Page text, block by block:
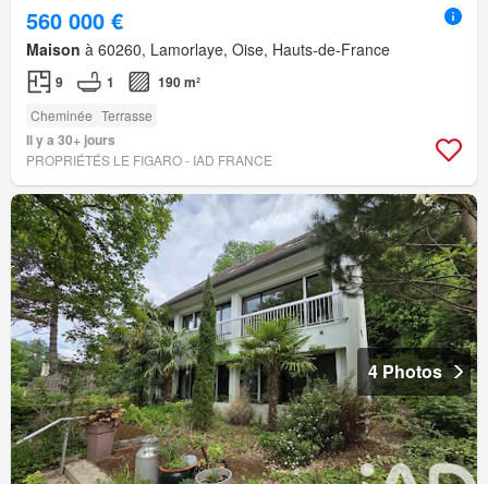
560 000 €
Maison à 60260, Lamorlaye, Oise, Hauts-de-France
9 1 190 m²
Cheminée Terrasse
Il y a 30+ jours
PROPRIÉTÉS LE FIGARO - IAD FRANCE
4 Photos